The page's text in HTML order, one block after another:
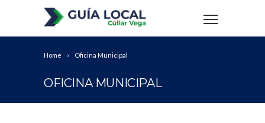
Home Oficina Municipal
OFICINA MUNICIPAL